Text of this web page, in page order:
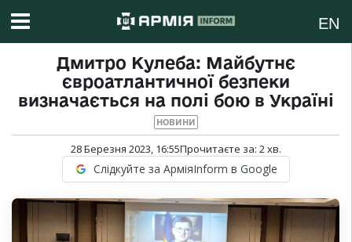
EN
Дмитро Кулеба: Майбутнє
євроатлантичної безпеки
визначається на полі бою в Україні
НОВИНИ
28 Березня 2023, 16:55Прочитаєте за: 2хв.
Слідкуйте за АрміяInform в Google